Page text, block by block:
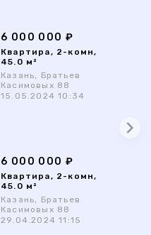
6 000 000 ₽
Квартира, 2-комн,
45.0 м²
Казань, Братьев
Касимовых 88
15.05.2024 10:34
6 000 000 ₽
Квартира, 2-комн,
45.0 м²
Казань, Братьев
Касимовых 88
29.04.2024 11:15